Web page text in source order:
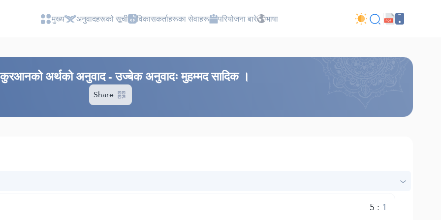
मुख्य अनुवादहरूको सूची विकासकर्ताहरूका सेवाहरू परियोजना बारे भाषा
अर्थको अनुवाद - उज्बेक अनुवादः मुहम्मद सादिक ।
Share
5 : 1